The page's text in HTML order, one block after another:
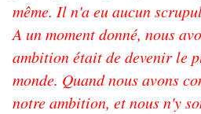
même. Il n'a eu aucun
A un moment donné, nous
ambition était de devenir le
monde. Quand nous avons
notre ambition, et nous n'y